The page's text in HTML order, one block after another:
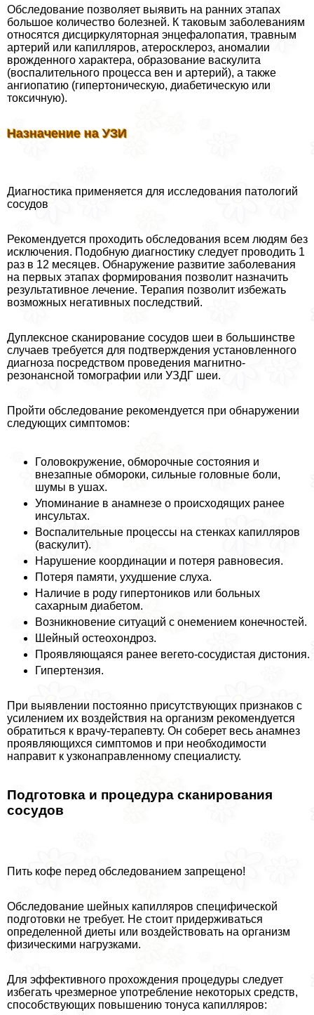
Обследование позволяет выявить на ранних этапах
большое количество болезней. К таковым заболеваниям
относятся дисциркуляторная энцефалопатия, травным
артерий или капилляров, атеросклероз, аномалии
врожденного хаpaктера, образование васкулита
(воспалительного процесса вен и артерий), а также
ангиопатию (гипертоническую, диабетическую или
токсичную).
Назначение на УЗИ
Диагностика применяется для исследования патологий
сосудов
Рекомендуется проходить обследования всем людям без
исключения. Подобную диагностику следует проводить 1
раз в 12 месяцев. Обнаружение развитие заболевания
на первых этапах формирования позволит назначить
результативное лечение. Терапия позволит избежать
возможных негативных последствий.
Дуплексное сканирование сосудов шеи в большинстве
случаев требуется для подтверждения установленного
диагноза посредством проведения магнитно-
резонансной томографии или УЗДГ шеи.
Пройти обследование рекомендуется при обнаружении
следующих симптомов:
Головокружение, обморочные состояния и
внезапные обмороки, сильные головные боли,
шумы в ушах.
Упоминание в анамнезе о происходящих ранее
инсультах.
Воспалительные процессы на стенках капилляров
(васкулит).
Нарушение координации и потеря равновесия.
Потеря памяти, ухудшение слуха.
Наличие в роду гипертоников или больных
сахарным диабетом.
Возникновение ситуаций с онемением конечностей.
Шейный остеохондроз.
Проявляющаяся ранее вегето-сосудистая дистония.
Гипертензия.
При выявлении постоянно присутствующих признаков с
усилением их воздействия на организм рекомендуется
обратиться к врачу-терапевту. Он соберет весь анамнез
проявляющихся симптомов и при необходимости
направит к узконаправленному специалисту.
Подготовка и процедypa сканирования
сосудов
Пить кофе перед обследованием запрещено!
Обследование шейных капилляров специфической
подготовки не требует. Не стоит придерживаться
определенной диеты или воздействовать на организм
физическими нагрузками.
Для эффективного прохождения процедуры следует
избегать чрезмерное употрeбление некоторых средств,
способствующих повышению тонуса капилляров: